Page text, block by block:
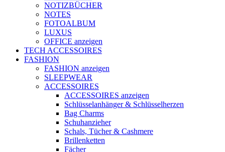
NOTIZBÜCHER
NOTES
FOTOALBUM
LUXUS
OFFICE anzeigen
TECH ACCESSOIRES
FASHION
FASHION anzeigen
SLEEPWEAR
ACCESSOIRES
ACCESSOIRES anzeigen
Schlüsselanhänger & Schlüsselherzen
Bag Charms
Schuhanzieher
Schals, Tücher & Cashmere
Brillenketten
Fächer